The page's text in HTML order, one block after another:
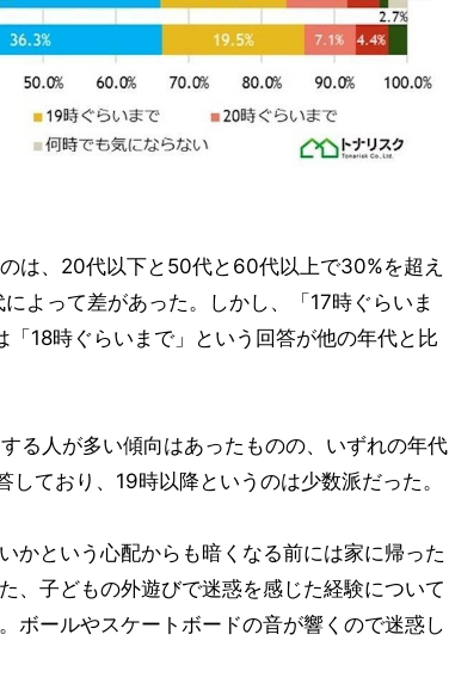
は、20代以下と50代と60代以上で30%を超え
よって差があった。しかし、「17時ぐらいま
18時ぐらいまで」という回答が他の年代と比
る人が多い傾向はあったものの、いずれの年代
ており、19時以降というのは少数派だった。
かという心配からも暗くなる前には家に帰った
、子どもの外遊びで迷惑を感じた経験について
ボールやスケートボードの音が響くので迷惑し